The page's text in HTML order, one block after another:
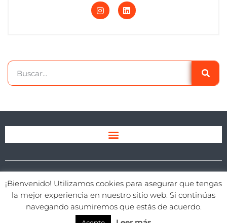
Copyright © 2026 SmartBusiness | Todos los derechos
reservados | Diseño web por IdeandoAzul.com
¡Bienvenido! Utilizamos cookies para asegurar que tengas
la mejor experiencia en nuestro sitio web. Si continúas
navegando asumiremos que estás de acuerdo.